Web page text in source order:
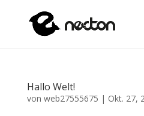
Hallo Welt!
von web27555675 | Okt. 27,